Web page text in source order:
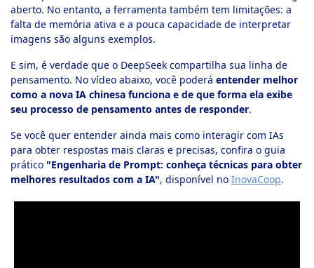
aberto. No entanto, a ferramenta também tem limitações: a
falta de memória ativa e a pouca capacidade de interpretar
imagens são alguns exemplos.
E sim, é verdade que o DeepSeek compartilha sua linha de
pensamento. No vídeo abaixo, você poderá entender melhor
como a nova IA chinesa funciona e de que forma ela exibe
seu processo de pensamento antes de responder.
Se você quer entender ainda mais como interagir com IAs
para obter respostas mais claras e precisas, confira o guia
prático "Engenharia de Prompt: conheça técnicas para obter
melhores resultados com a IA", disponível no InovaCoop.